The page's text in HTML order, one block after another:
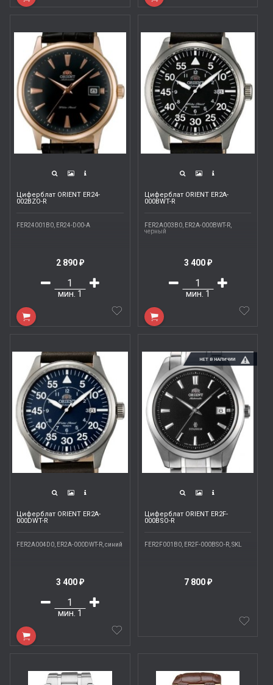
Циферблат ORIENT ER24-
002BZO-R
FER24001B0, ER24-D00-A
2 890 ₽
мин. 1
Циферблат ORIENT ER2A-
000BWT-R
FER2A003B0, ER2A-000BWT-R,
черный
3 400 ₽
мин. 1
Циферблат ORIENT ER2A-
000DWT-R
FER2A004D0, ER2A-000DWT-R, синий
3 400 ₽
мин. 1
НЕТ В НАЛИЧИИ
Циферблат ORIENT ER2F-
000BSO-R
FER2F001B0, ER2F-000BSO-R, SKL
7 800 ₽